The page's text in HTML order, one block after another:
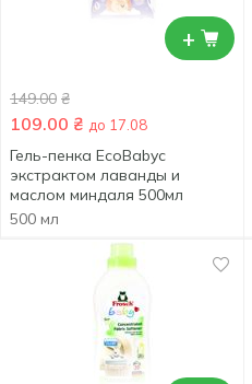
+
149.00 ₴
109.00 ₴ до 17.08
Гель-пенка EcoBabyс
экстрактом лаванды и
маслом миндаля 500мл
500 мл